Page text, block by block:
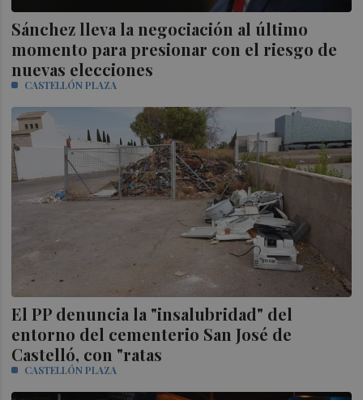
Sánchez lleva la negociación al último
momento para presionar con el riesgo de
nuevas elecciones
CASTELLÓN PLAZA
El PP denuncia la "insalubridad" del
entorno del cementerio San José de
Castelló, con "ratas
CASTELLÓN PLAZA